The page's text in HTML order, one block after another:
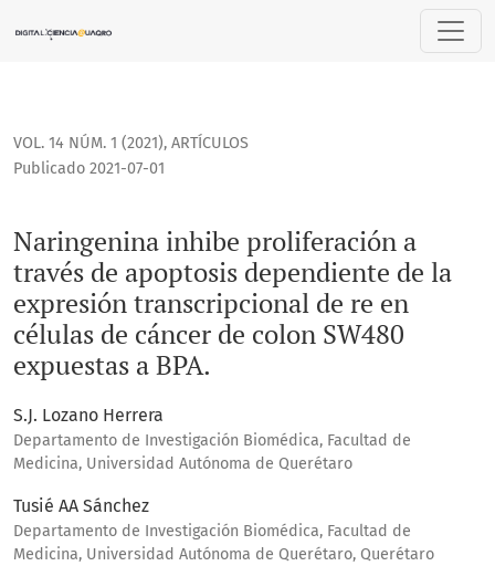
Naringenina inhibe proliferación a través de apoptosis
VOL. 14 NÚM. 1 (2021), ARTÍCULOS
Naringenina inhibe proliferación a
través de apoptosis dependiente de la
expresión transcripcional de re en
células de cáncer de colon SW480
expuestas a BPA.
Publicado 2021-07-01
S.J. Lozano Herrera
Departamento de Investigación Biomédica, Facultad de
Medicina, Universidad Autónoma de Querétaro
Tusié AA Sánchez
Departamento de Investigación Biomédica, Facultad de
Medicina, Universidad Autónoma de Querétaro, Querétaro